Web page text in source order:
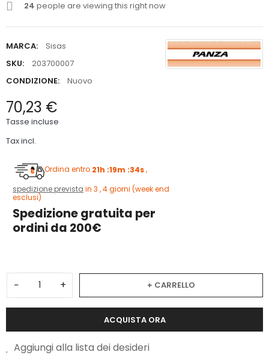
24 people are viewing this right now
MARCA:
Sisas
SKU:
203700007
CONDIZIONE:
Nuovo
70,23 €
Tasse incluse
Tax incl.
Ordina entro 21h :19m :33s,
spedizione prevista in 3 , 4 giorni (week end
esclusi)
Spedizione gratuita per
ordini da 200€
− + + CARRELLO
ACQUISTA ORA
Aggiungi alla lista dei desideri